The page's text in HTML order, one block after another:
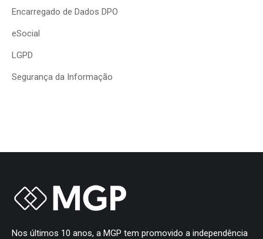
Encarregado de Dados DPO
eSocial
LGPD
Segurança da Informação
Nos últimos 10 anos, a MGP tem promovido a independência